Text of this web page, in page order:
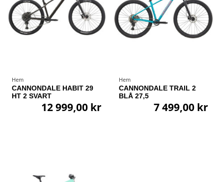
Hem
CANNONDALE HABIT 29
HT 2 SVART
12 999,00 kr
Hem
CANNONDALE TRAIL 2
BLÅ 27,5
7 499,00 kr